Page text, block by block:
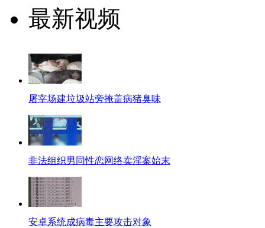
最新视频
屠宰场建垃圾站旁掩盖病猪臭味
非法组织男同性恋网络卖淫案始末
安卓系统成病毒主要攻击对象